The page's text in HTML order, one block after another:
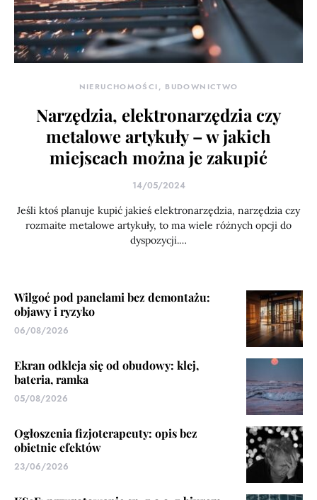
NIERUCHOMOŚCI, BUDOWNICTWO
Narzędzia, elektronarzędzia czy
metalowe artykuły – w jakich
miejscach można je zakupić
14/05/2024
Jeśli ktoś planuje kupić jakieś elektronarzędzia, narzędzia czy
rozmaite metalowe artykuły, to ma wiele różnych opcji do
dyspozycji.…
Wilgoć pod panelami bez demontażu:
objawy i ryzyko
06/08/2026
Ekran odkleja się od obudowy: klej,
bateria, ramka
05/08/2026
Ogłoszenia fizjoterapeuty: opis bez
obietnic efektów
23/06/2026